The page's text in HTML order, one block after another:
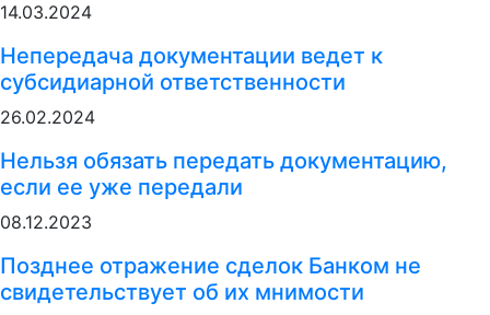
14.03.2024
Непередача документации ведет к
субсидиарной ответственности
26.02.2024
Нельзя обязать передать документацию,
если ее уже передали
08.12.2023
Позднее отражение сделок Банком не
свидетельствует об их мнимости